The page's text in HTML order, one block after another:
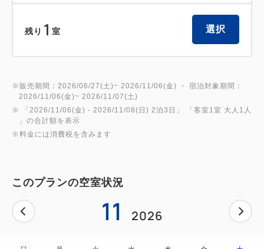
★*変なホテル4大魅力*★
１．新★感覚のロボットホテル！
フロントには全長７mのティラノサウルス恐竜ロ
ボットがお出迎え
２．居心地を追求した空間！
ベッドのマットレスは新幹線の座席にも使われる
高品質
快適爽快。
ベッドサイズも横幅120cmのセミダブルサイズ
で広々快適。
残り 1 室 選択
※販売期間：2026/06/27(土)~ 2026/11/06(金) ・ 宿泊対象期間：
2026/11/06(金)~ 2026/11/07(土)
※ 「 2026/11/06(金) - 2026/11/08(日) 2泊3日 」 「 客室1室 大人1人
」の合計額を表示
※料金には消費税を含みます
このプランの空室状況
11 2026